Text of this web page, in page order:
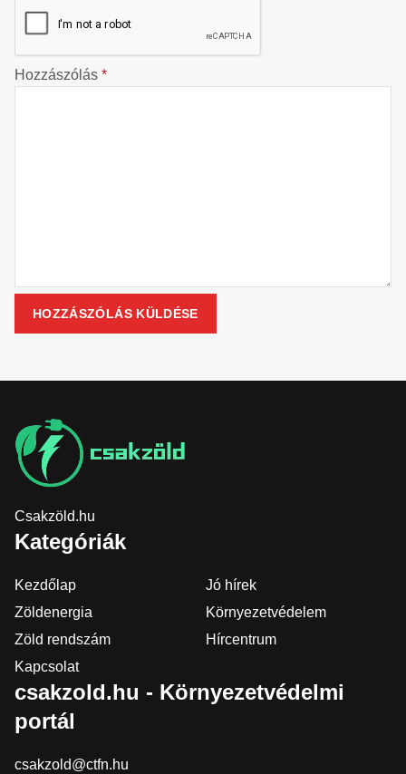
Hozzászólás *
Csakzöld.hu
Kategóriák
Kezdőlap
Jó hírek
Zöldenergia
Környezetvédelem
Zöld rendszám
Hírcentrum
Kapcsolat
csakzold.hu - Környezetvédelmi
portál
csakzold@ctfn.hu